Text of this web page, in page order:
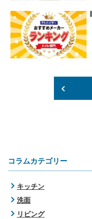
コラムカテゴリー
キッチン
洗面
リビング